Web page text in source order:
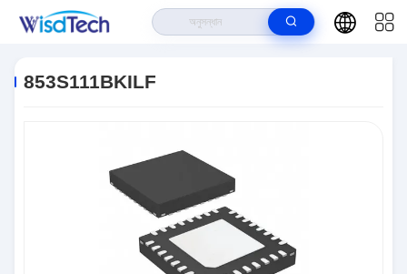
853S111BKILF